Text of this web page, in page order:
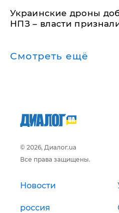
Украинские дроны
НПЗ – власти
Смотреть ещё
© 2026, Диалог.ua
Все права защищены.
Новости
россия